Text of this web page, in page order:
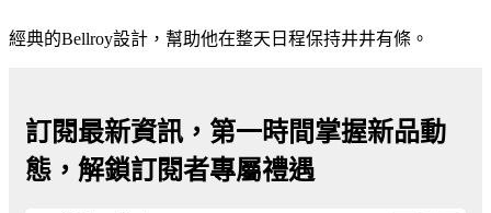
經典的Bellroy設計，幫助他在整天日程保持井井有條。
訂閱最新資訊，第一時間掌握新品動
態，解鎖訂閱者專屬禮遇